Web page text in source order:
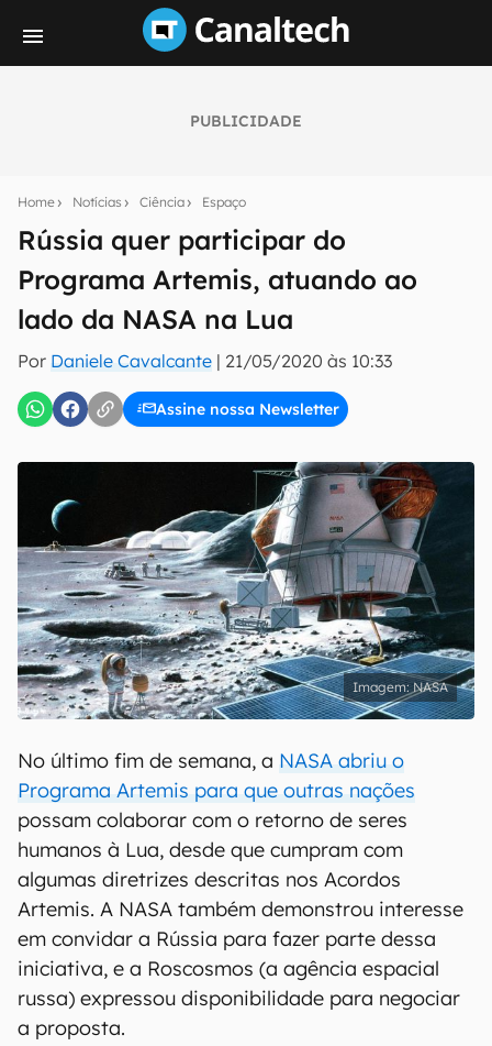
PUBLICIDADE
Home Notícias Ciência Espaço
Rússia quer participar do
Programa Artemis, atuando ao
lado da NASA na Lua
Por Daniele Cavalcante | 21/05/2020 às 10:33
Assine nossa Newsletter
notícias e reviews sobre tecnologia em primeira
mão.
E-mail
inscreva-se
Uso e Política de Privacidade do Canaltech.
NASA
No último fim de semana, a NASA abriu o
Programa Artemis para que outras nações
possam colaborar com o retorno de seres
humanos à Lua, desde que cumpram com
algumas diretrizes descritas nos Acordos
Artemis. A NASA também demonstrou interesse
em convidar a Rússia para fazer parte dessa
iniciativa, e a Roscosmos (a agência espacial
russa) expressou disponibilidade para negociar
a proposta.